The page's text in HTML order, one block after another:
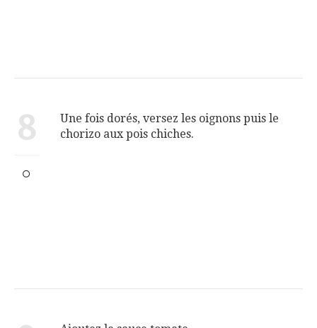
8
Une fois dorés, versez les oignons puis le
chorizo aux pois chiches.